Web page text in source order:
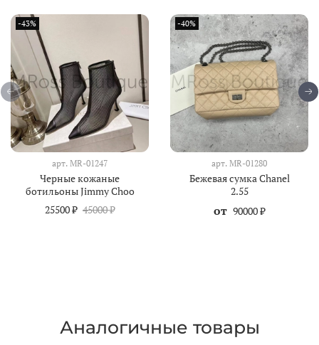
-43%
арт. MR-01247
Черные кожаные
ботильоны Jimmy Choo
25500 ₽ 45000 ₽
-40%
арт. MR-01280
Бежевая сумка Chanel
2.55
от 90000 ₽
Аналогичные товары